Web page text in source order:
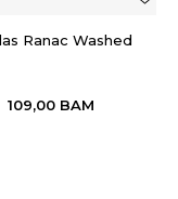
Ranac Washed
109,00 BAM